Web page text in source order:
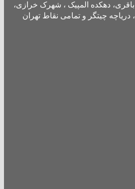
دهکده المپیک ، شهرک خرازی،
چیتگر و تمامی نقاط تهران